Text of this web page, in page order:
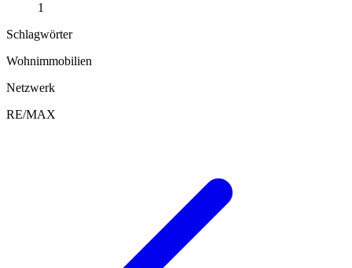
1
Schlagwörter
Wohnimmobilien
Netzwerk
RE/MAX